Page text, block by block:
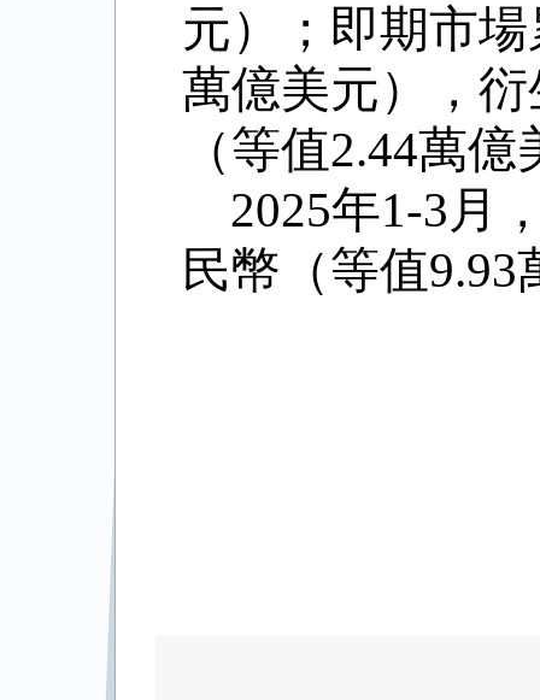
元）；即期市
萬億美元），
（等值2.44萬億
2025年1-3月
民幣（等值9.93